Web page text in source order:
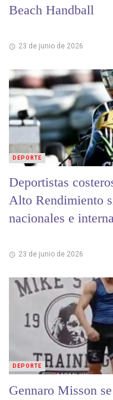
Beach Handball
23 de junio de 2026
Deportistas
Alto Rendimiento
nacionales e
23 de junio de 2026
DEPORTE
Gennaro Misson
DEPORTE